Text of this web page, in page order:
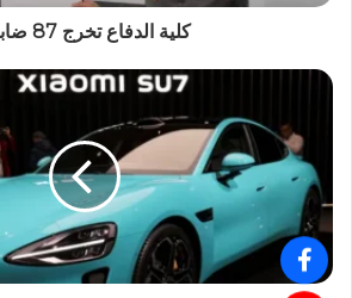
كلية الدفاع تخرج 87 ضابطا